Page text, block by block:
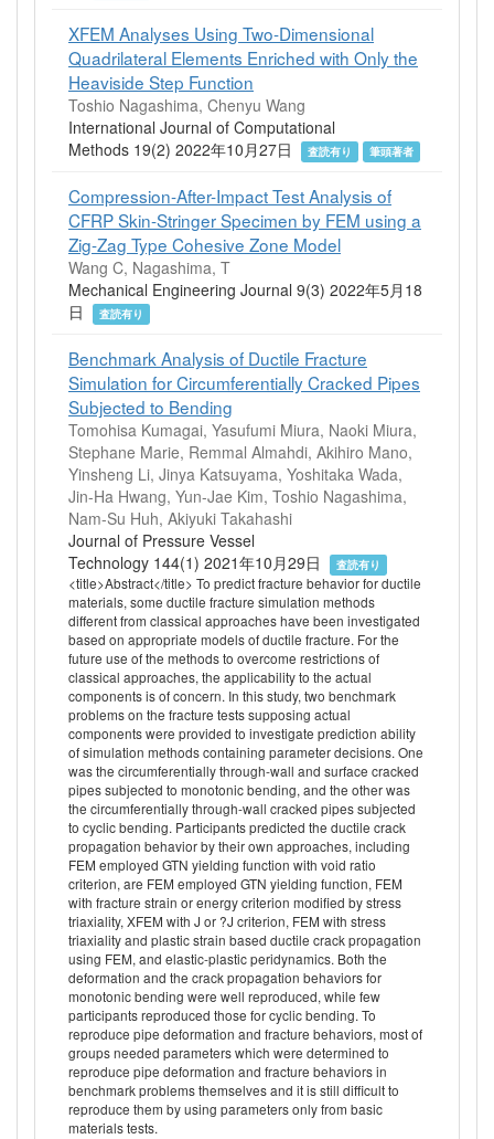
XFEM Analyses Using Two-Dimensional
Quadrilateral Elements Enriched with Only the
Heaviside Step Function
Toshio Nagashima, Chenyu Wang
International Journal of Computational
Methods 19(2) 2022年10月27日
査読有り 筆頭著者
Compression-After-Impact Test Analysis of
CFRP Skin-Stringer Specimen by FEM using a
Zig-Zag Type Cohesive Zone Model
Wang C, Nagashima, T
Mechanical Engineering Journal 9(3) 2022年5月18
日
査読有り
Benchmark Analysis of Ductile Fracture
Simulation for Circumferentially Cracked Pipes
Subjected to Bending
Tomohisa Kumagai, Yasufumi Miura, Naoki Miura,
Stephane Marie, Remmal Almahdi, Akihiro Mano,
Yinsheng Li, Jinya Katsuyama, Yoshitaka Wada,
Jin-Ha Hwang, Yun-Jae Kim, Toshio Nagashima,
Nam-Su Huh, Akiyuki Takahashi
Journal of Pressure Vessel
Technology 144(1) 2021年10月29日
査読有り
<title>Abstract</title> To predict fracture behavior for ductile
materials, some ductile fracture simulation methods
different from classical approaches have been investigated
based on appropriate models of ductile fracture. For the
future use of the methods to overcome restrictions of
classical approaches, the applicability to the actual
components is of concern. In this study, two benchmark
problems on the fracture tests supposing actual
components were provided to investigate prediction ability
of simulation methods containing parameter decisions. One
was the circumferentially through-wall and surface cracked
pipes subjected to monotonic bending, and the other was
the circumferentially through-wall cracked pipes subjected
to cyclic bending. Participants predicted the ductile crack
propagation behavior by their own approaches, including
FEM employed GTN yielding function with void ratio
criterion, are FEM employed GTN yielding function, FEM
with fracture strain or energy criterion modified by stress
triaxiality, XFEM with J or ?J criterion, FEM with stress
triaxiality and plastic strain based ductile crack propagation
using FEM, and elastic-plastic peridynamics. Both the
deformation and the crack propagation behaviors for
monotonic bending were well reproduced, while few
participants reproduced those for cyclic bending. To
reproduce pipe deformation and fracture behaviors, most of
groups needed parameters which were determined to
reproduce pipe deformation and fracture behaviors in
benchmark problems themselves and it is still difficult to
reproduce them by using parameters only from basic
materials tests.